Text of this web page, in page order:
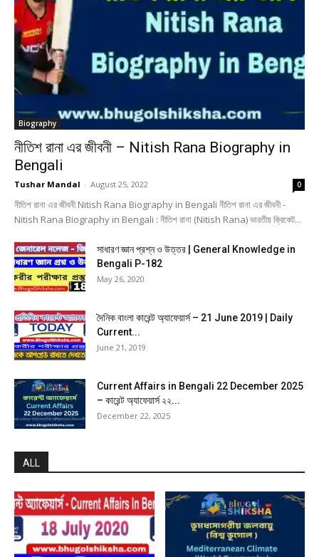
Biography
নীতিশ রানা এর জীবনী – Nitish Rana Biography in
Bengali
Tushar Mandal - August 25, 2022 0
নীতিশ রানা এর জীবনী Nitish Rana Biography in Bengali নীতিশ রানা এর জীবনী -
Nitish Rana Biography in Bengali : নীতিশ রানা (Nitish Rana) ভারতীয় ক্রিকেট...
সাধারণ জ্ঞান প্রশ্ন ও উত্তর | General Knowledge in
Bengali P-182
May 26, 2020
দৈনিক বাংলা কারেন্ট অ্যাফেয়ার্স – 21 June 2019 | Daily
Current...
June 21, 2019
Current Affairs in Bengali 22 December 2025
– কারেন্ট অ্যাফেয়ার্স ২২...
December 22, 2025
ALL